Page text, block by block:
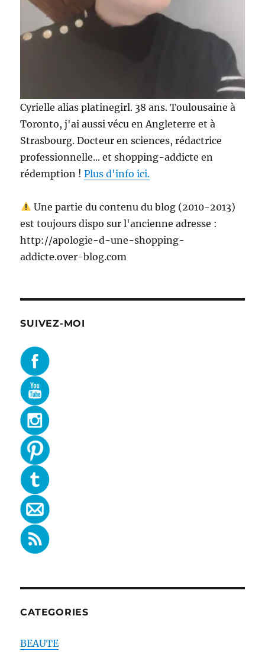
Cyrielle alias platinegirl. 38 ans. Toulousaine à
Toronto, j'ai aussi vécu en Angleterre et à
Strasbourg. Docteur en sciences, rédactrice
professionnelle... et shopping-addicte en
rédemption !Plus d'info ici.
Une partie du contenu du blog (2010-2013)
est toujours dispo sur l'ancienne adresse :
http://apologie-d-une-shopping-
addicte.over-blog.com
SUIVEZ-MOI
CATEGORIES
BEAUTE